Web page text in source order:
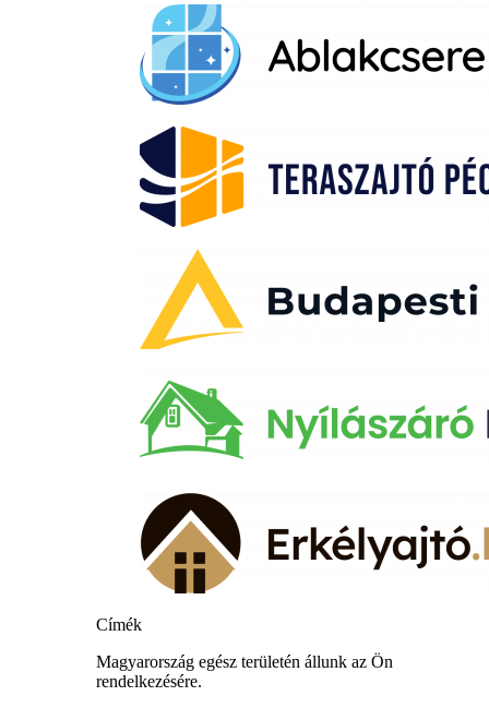
Címék
Magyarország egész területén állunk az Ön
rendelkezésére.